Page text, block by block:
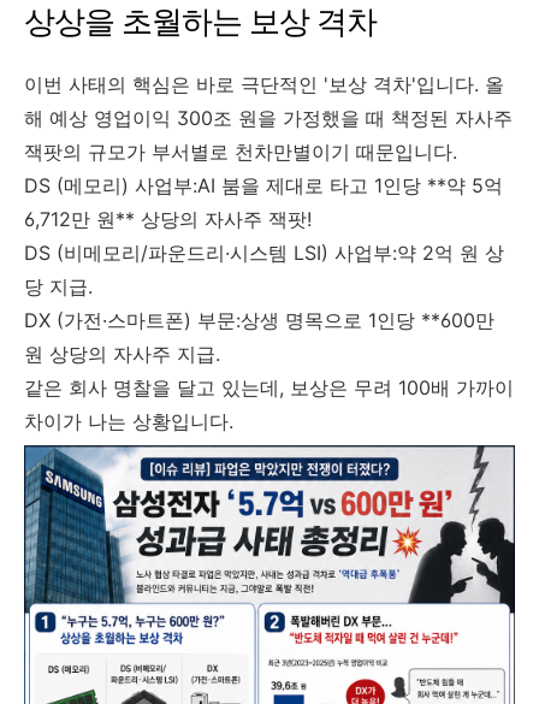
상상을 초월하는 보상 격차
이번 사태의 핵심은 바로 극단적인 '보상 격차'입니다. 올
해 예상 영업이익 300조 원을 가정했을 때 책정된 자사주
잭팟의 규모가 부서별로 천차만별이기 때문입니다.
DS (메모리) 사업부:AI 붐을 제대로 타고 1인당 **약 5억
6,712만 원** 상당의 자사주 잭팟!
DS (비메모리/파운드리·시스템 LSI) 사업부:약 2억 원 상
당 지급.
DX (가전·스마트폰) 부문:상생 명목으로 1인당 **600만
원 상당의 자사주 지급.
같은 회사 명찰을 달고 있는데, 보상은 무려 100배 가까이
차이가 나는 상황입니다.